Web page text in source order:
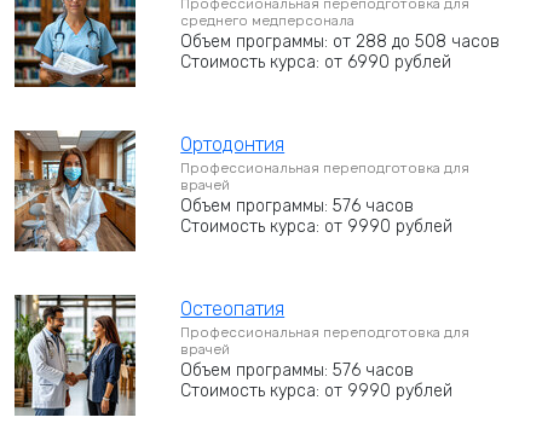
Профессиональная переподготовка для
среднего медперсонала
Объем программы: от 288 до 508 часов
Стоимость курса: от 6990 рублей
Ортодонтия
Профессиональная переподготовка для
врачей
Объем программы: 576 часов
Стоимость курса: от 9990 рублей
Остеопатия
Профессиональная переподготовка для
врачей
Объем программы: 576 часов
Стоимость курса: от 9990 рублей